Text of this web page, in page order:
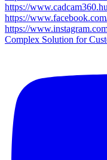
Complex Solution for